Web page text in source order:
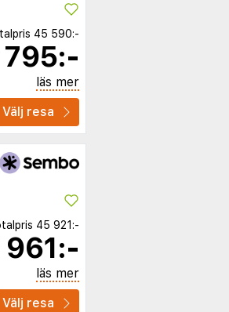
45 590:-
795:-
läs mer
Välj resa
45 921:-
961:-
läs mer
Välj resa